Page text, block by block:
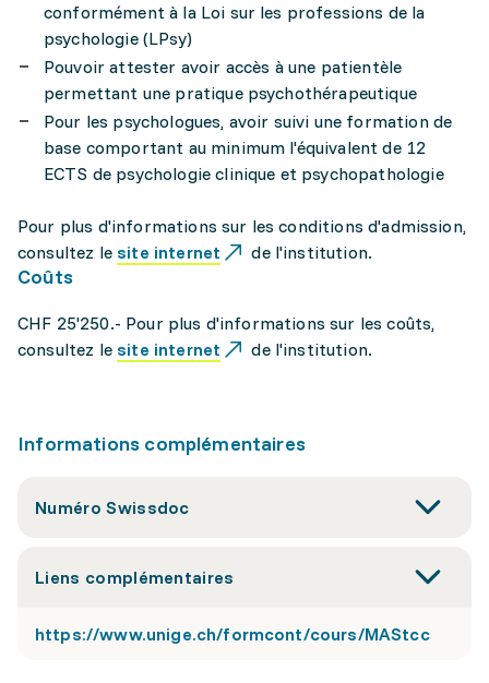
conformément à la Loi sur les professions de la
psychologie (LPsy)
Pouvoir attester avoir accès à une patientèle
permettant une pratique psychothérapeutique
Pour les psychologues, avoir suivi une formation de
base comportant au minimum l'équivalent de 12
ECTS de psychologie clinique et psychopathologie
Pour plus d'informations sur les conditions d'admission,
consultez le site internet de l'institution.
Coûts
CHF 25'250.- Pour plus d'informations sur les coûts,
consultez le site internet de l'institution.
Informations complémentaires
Numéro Swissdoc
Liens complémentaires
https://www.unige.ch/formcont/cours/MAStcc